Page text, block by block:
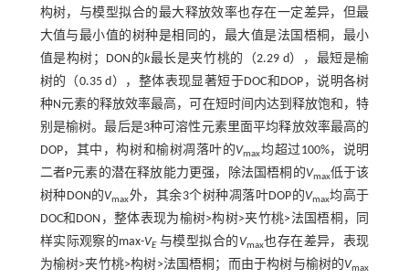
构树，与模型拟合的最大释放效率也存在一定差异，但最
大值与最小值的树种是相同的，最大值是法国梧桐，最小
值是构树；DON的k最长是夹竹桃的（2.29 d），最短是榆
树的（0.35 d），整体表现显著短于DOC和DOP，说明各树
种N元素的释放效率最高，可在短时间内达到释放饱和，特
别是榆树。最后是3种可溶性元素里面平均释放效率最高的
DOP，其中，构树和榆树凋落叶的Vmax均超过100%，说明
二者P元素的潜在释放能力更强，除法国梧桐的Vmax低于该
树种DON的Vmax外，其余3个树种凋落叶DOP的Vmax均高于
DOC和DON，整体表现为榆树>构树>夹竹桃>法国梧桐，同
样实际观察的max-VE与模型拟合的 Vmax也存在差异，表现
为榆树>夹竹桃>构树>法国梧桐；而由于构树与榆树的Vmax